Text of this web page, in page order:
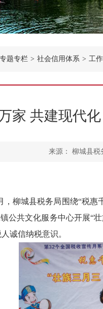
专题专栏 > 社会信用体系 > 工
家 共建现代
来源： 柳城县
，柳城县税务局围绕“税
公共文化服务中心开展“
诚信纳税意识。